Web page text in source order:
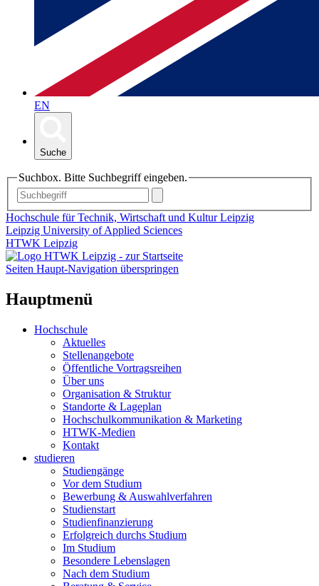
EN
Suche
Suchbox. Bitte Suchbegriff eingeben.
Hochschule für Technik, Wirtschaft und Kultur Leipzig
Leipzig University of Applied Sciences
HTWK Leipzig
Seiten Haupt-Navigation überspringen
Hauptmenü
Hochschule
Aktuelles
Stellenangebote
Öffentliche Vortragsreihen
Über uns
Organisation & Struktur
Standorte & Lageplan
Hochschulkommunikation & Marketing
HTWK-Medien
Kontakt
studieren
Studiengänge
Vor dem Studium
Bewerbung & Auswahlverfahren
Studienstart
Studienfinanzierung
Erfolgreich durchs Studium
Im Studium
Besondere Lebenslagen
Nach dem Studium